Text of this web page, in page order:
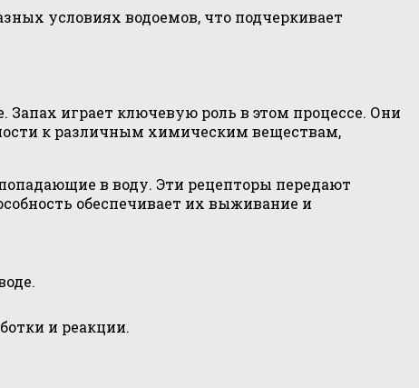
условиях водоемов, что подчеркивает
играет ключевую роль в этом процессе. Они
к различным химическим веществам,
в воду. Эти рецепторы передают
обеспечивает их выживание и
и реакции.